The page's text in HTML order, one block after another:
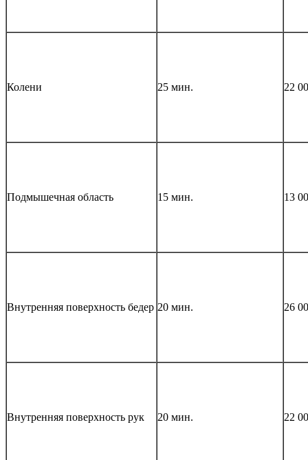
Колени 25 мин. 22
Подмышечная область 15 мин. 13
Внутренняя поверхность бедер 20 мин. 26
Внутренняя поверхность рук 20 мин. 22